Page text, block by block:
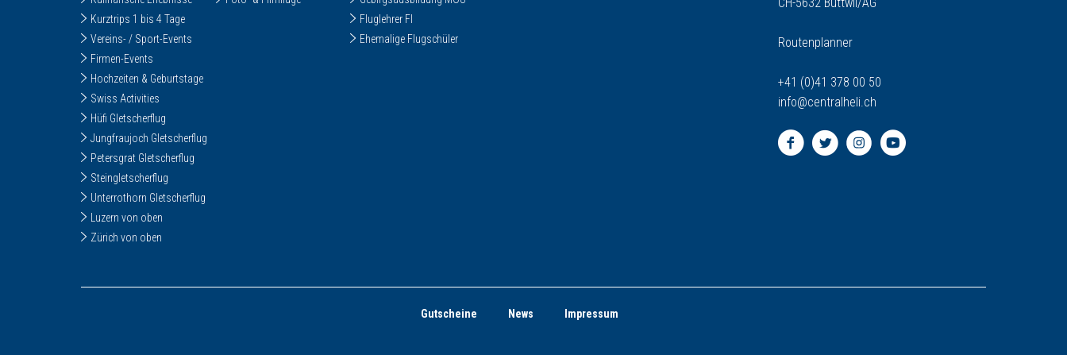
Kurztrips 1 bis 4 Tage
Vereins- / Sport-Events
Firmen-Events
Hochzeiten & Geburtstage
Swiss Activities
Hüfi Gletscherflug
Jungfraujoch Gletscherflug
Petersgrat Gletscherflug
Steingletscherflug
Unterrothorn Gletscherflug
Luzern von oben
Zürich von oben
Fluglehrer FI
Ehemalige Flugschüler
Routenplanner
+41 (0)41 378 00 50
info@centralheli.ch
Gutscheine News Impressum